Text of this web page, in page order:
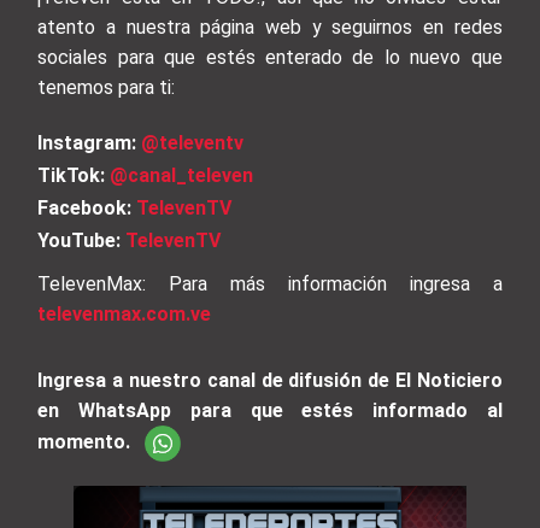
atento a nuestra página web y seguirnos en redes
sociales para que estés enterado de lo nuevo que
tenemos para ti:
Instagram: @televentv
TikTok: @canal_televen
Facebook: TelevenTV
YouTube: TelevenTV
TelevenMax: Para más información ingresa a
televenmax.com.ve
Ingresa a nuestro canal de difusión de El Noticiero
en WhatsApp para que estés informado al
momento.